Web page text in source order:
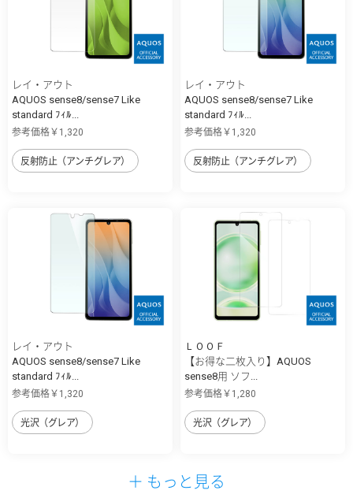
レイ・アウト
AQUOS sense8/sense7 Like
standard ﾌｨﾙ...
参考価格￥1,320
反射防止（アンチグレア）
レイ・アウト
AQUOS sense8/sense7 Like
standard ﾌｨﾙ...
参考価格￥1,320
反射防止（アンチグレア）
レイ・アウト
AQUOS sense8/sense7 Like
standard ﾌｨﾙ...
参考価格￥1,320
光沢（グレア）
ＬＯＯＦ
【お得な二枚入り】AQUOS
sense8用 ソフ...
参考価格￥1,280
光沢（グレア）
＋ もっと見る